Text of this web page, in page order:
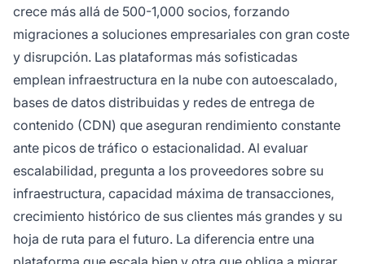
crece más allá de 500-1,000 socios, forzando
migraciones a soluciones empresariales con gran coste
y disrupción. Las plataformas más sofisticadas
emplean infraestructura en la nube con autoescalado,
bases de datos distribuidas y redes de entrega de
contenido (CDN) que aseguran rendimiento constante
ante picos de tráfico o estacionalidad. Al evaluar
escalabilidad, pregunta a los proveedores sobre su
infraestructura, capacidad máxima de transacciones,
crecimiento histórico de sus clientes más grandes y su
hoja de ruta para el futuro. La diferencia entre una